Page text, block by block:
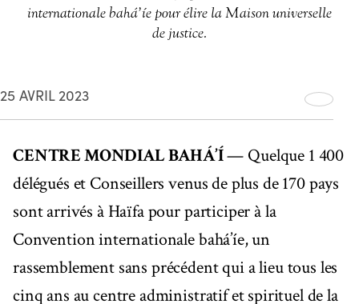
internationale bahá’íe pour élire la Maison universelle
de justice.
25 AVRIL 2023
CENTRE MONDIAL BAHÁ’Í— Quelque 1 400
délégués et Conseillers venus de plus de 170 pays
sont arrivés à Haïfa pour participer à la
Convention internationale bahá’íe, un
rassemblement sans précédent qui a lieu tous les
cinq ans au centre administratif et spirituel de la